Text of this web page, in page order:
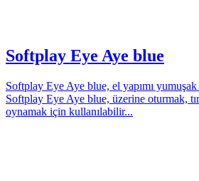
Softplay Eye Aye blue
Softplay Eye Aye blue, el yapımı
Softplay Eye Aye blue, üzerine oturmak,
oynamak için kullanılabilir...